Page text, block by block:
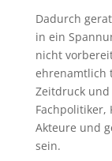
Dadurch
in ein
nicht
ehrenamtlich
Zeitdruck
Fachpolitiker,
Akteure und
sein.